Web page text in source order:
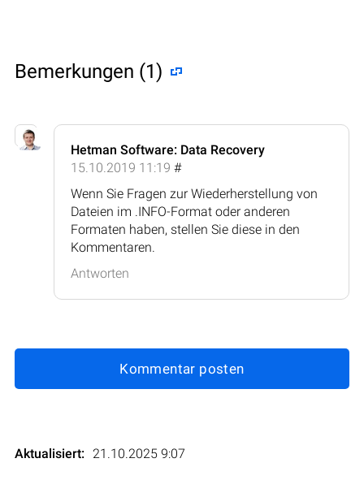
Bemerkungen (1)
Hetman Software: Data Recovery
15.10.2019 11:19 #
Wenn Sie Fragen zur Wiederherstellung von
Dateien im .INFO-Format oder anderen
Formaten haben, stellen Sie diese in den
Kommentaren.
Antworten
Kommentar posten
Aktualisiert: 21.10.2025 9:07